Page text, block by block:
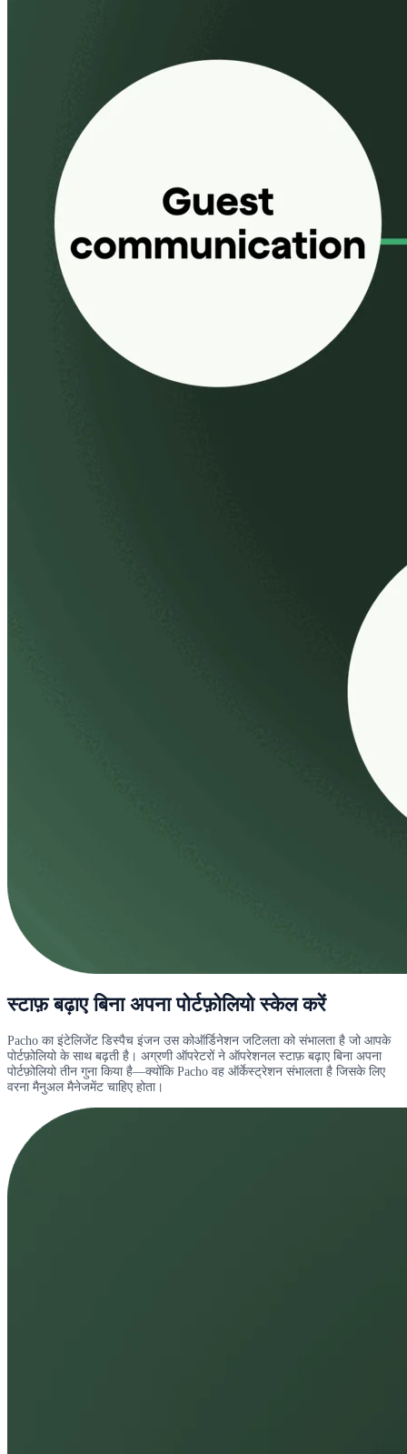
स्टाफ़ बढ़ाए बिना अपना पोर्टफ़ोलियो स्केल करें
Pacho का इंटेलिजेंट डिस्पैच इंजन उस कोऑर्डिनेशन जटिलता को संभालता है जो आपके
पोर्टफ़ोलियो के साथ बढ़ती है। अग्रणी ऑपरेटरों ने ऑपरेशनल स्टाफ़ बढ़ाए बिना अपना
पोर्टफ़ोलियो तीन गुना किया है—क्योंकि Pacho वह ऑर्केस्ट्रेशन संभालता है जिसके लिए
वरना मैनुअल मैनेजमेंट चाहिए होता।